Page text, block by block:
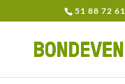
51 88 72 61